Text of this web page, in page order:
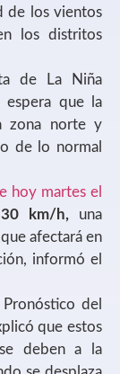
de los vientos
los distritos
de La Niña
espera que la
zona norte y
de lo normal
hoy martes el
km/h, una
afectará en
informó el
del
que estos
deben a la